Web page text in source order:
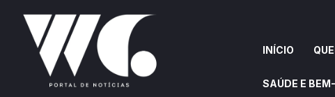
INÍCIO
SAÚDE E